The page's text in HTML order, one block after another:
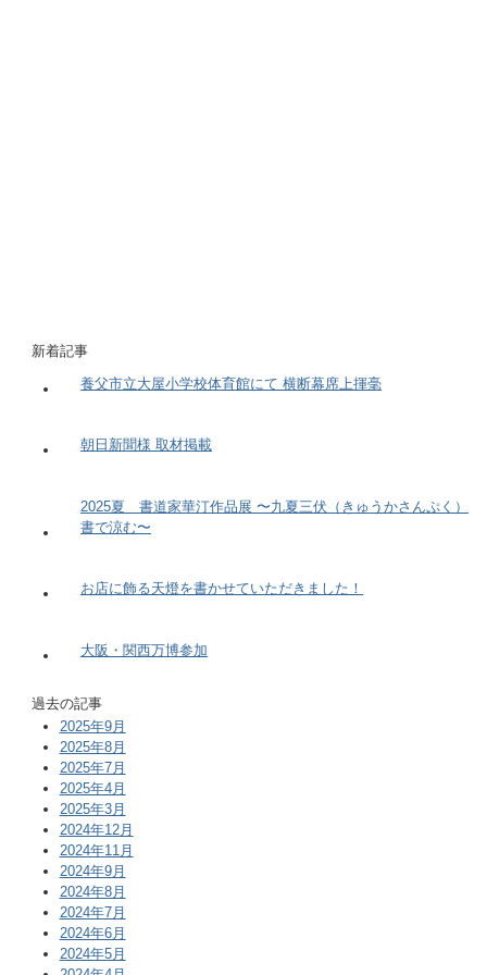
新着記事
養父市立大屋小学校体育館にて 横断幕席上揮毫
朝日新聞様 取材掲載
2025夏 書道家華汀作品展 〜九夏三伏（きゅうかさんぷく）
書で涼む〜
お店に飾る天燈を書かせていただきました！
大阪・関西万博参加
過去の記事
2025年9月
2025年8月
2025年7月
2025年4月
2025年3月
2024年12月
2024年11月
2024年9月
2024年8月
2024年7月
2024年6月
2024年5月